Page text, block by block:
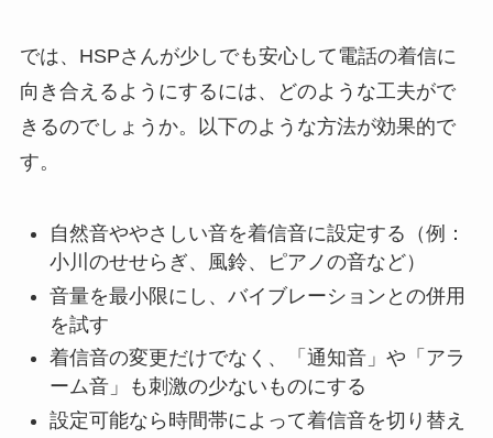
では、HSPさんが少しでも安心して電話の着信に
向き合えるようにするには、どのような工夫がで
きるのでしょうか。以下のような方法が効果的で
す。
自然音ややさしい音を着信音に設定する（例：
小川のせせらぎ、風鈴、ピアノの音など）
音量を最小限にし、バイブレーションとの併用
を試す
着信音の変更だけでなく、「通知音」や「アラ
ーム音」も刺激の少ないものにする
設定可能なら時間帯によって着信音を切り替え